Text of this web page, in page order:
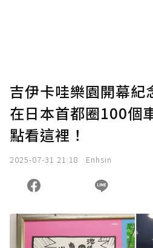
吉伊卡哇樂園開幕紀
在日本首都圈100個
點看這裡！
2025-07-31 21:18 Enhsin